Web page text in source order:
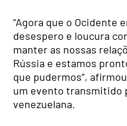
“Agora que o Ocidente
desespero e loucura
manter as nossas
Rússia e estamos
que pudermos”,
um evento transmitido
venezuelana.